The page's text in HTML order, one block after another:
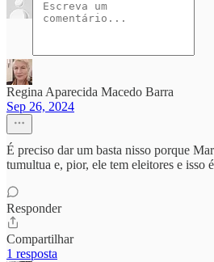
Regina Aparecida Macedo Barra
Sep 26, 2024
É preciso dar um basta nisso porque
tumultua e, pior, ele tem eleitores e
Responder
Compartilhar
1 resposta